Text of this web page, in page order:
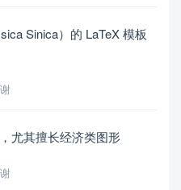
Sinica）的 LaTeX 模板
尤其擅长经济类图形